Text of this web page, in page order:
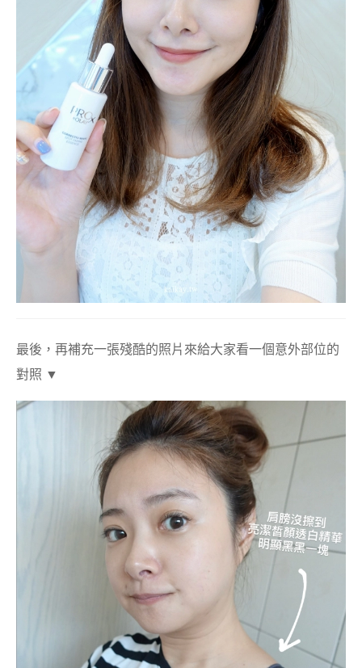
最後，再補充一張殘酷的照片來給大家看一個意外部位的
對照 ▼